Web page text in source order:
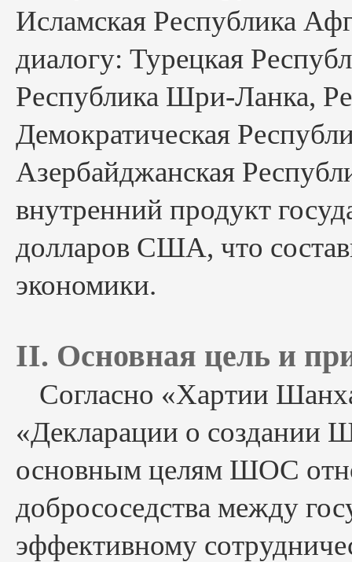
Исламская Республика
диалогу: Турецкая
Республика Шри-Ланка,
Демократическая
Азербайджанская
внутренний продукт
долларов США, что
экономики.
II. Основная цель и
Согласно «Хартии
«Декларации о создании
основным целям ШОС
добрососедства между
эффективному